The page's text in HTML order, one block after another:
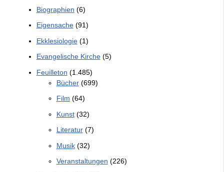
Biographien (6)
Eigensache(91)
Ekklesiologie(1)
Evangelische Kirche(5)
Feuilleton (1.485)
Bücher(699)
Film (64)
Kunst(32)
Literatur(7)
Musik(32)
Veranstaltungen (226)